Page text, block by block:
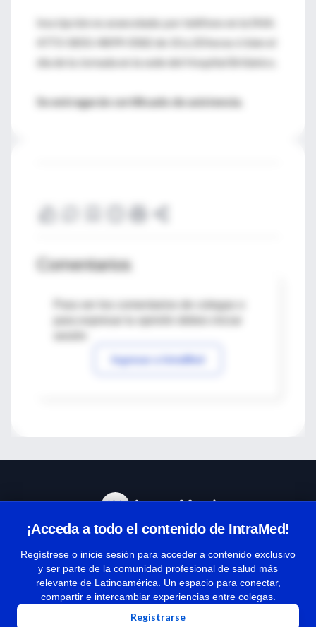
Inscripción no arancelada: por teléfono en la SNA:
4773-5850 /4899-0582 de 10 a 20 horas ó bien el
día de la Jornada en la sede del Hospital Británico.
Se entregarán certificado de asistencia.
Comentarios
Para ver los comentarios de colegas o
Ingresar a IntraMed
¡Acceda a todo el contenido de IntraMed!
Regístrese o inicie sesión para acceder a contenido exclusivo
y ser parte de la comunidad profesional de salud más
relevante de Latinoamérica. Un espacio para conectar,
compartir e intercambiar experiencias entre colegas.
Registrarse
Términos y condiciones
| Políticas de privacidad
| Todos los derechos reservados | Copyright 1997-2026